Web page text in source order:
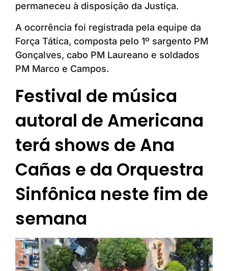
permaneceu à disposição da Justiça.
A ocorrência foi registrada pela equipe da
Força Tática, composta pelo 1º sargento PM
Gonçalves, cabo PM Laureano e soldados
PM Marco e Campos.
Festival de música
autoral de Americana
terá shows de Ana
Cañas e da Orquestra
Sinfônica neste fim de
semana